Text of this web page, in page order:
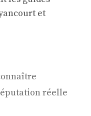
et
réelle